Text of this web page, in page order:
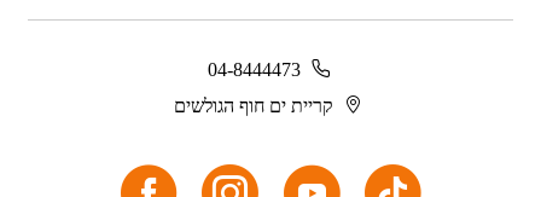
04-8444473
קריית ים חוף הגולשים